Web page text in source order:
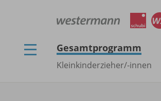
Gesamtprogramm
Kleinkinderzieher/-innen